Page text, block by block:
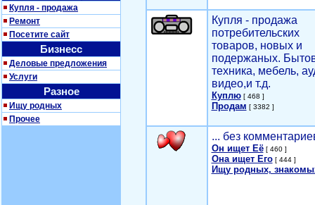
Купля - продажа
Ремонт
Посетите сайт
Бизнесс
Деловые предложения
Услуги
Разное
Ищу родных
Прочее
Купля - продажа
потребительских
товаров, новых и
подержаных.
техника, мебель,
видео,и т.д.
Куплю[ 468 ]
Продам [ 3382 ]
... без
Он ищет Её[ 460 ]
Она ищет Его[ 444 ]
Ищу родных,